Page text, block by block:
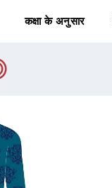
कक्षा के अनुसार